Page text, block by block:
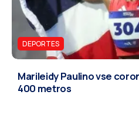
DEPORTES
Marileidy Paulino vse
400 metros